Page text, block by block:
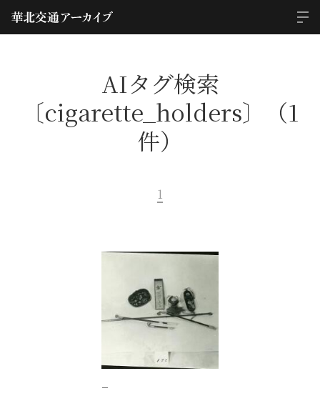
AIタグ検索
〔cigarette_holders〕（1
件）
1
−